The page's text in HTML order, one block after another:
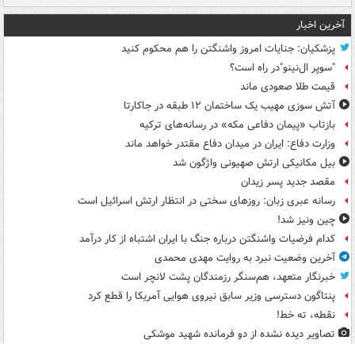
آخرین اخبار
پزشکیان: جنایات امروز واشنگتن را هم محکوم کنید
"سوپر ال‌نینو"در راه است؟
قیمت طلا صعودی ماند
آتش سوزی مهیب یک ساختمان ۱۲ طبقه در جاکارتا
بازتاب «پیمان دفاعی مکه» در رسانه‌های ترکیه
وزارت دفاع: ایران در میدان دفاع مقتدر خواهد ماند
بیل مکانیکی ارتش صهیونی واژگون شد
مقصد جدید پسر زیدان
رسانه عبری زبان: روزهای سختی در انتظار ارتش اسرائیل است
چین ونیز شد!
کدام فرضیات واشنگتن درباره جنگ با ایران اشتباه از کار درآمد
آخرین وضعیت نبرد به روایت مهدی محمدی
خبرنگار متعهد، هم‌سنگر رزمندگان پشت لانچر است
پنتاگون دسترسی وزیر سابق نیروی هوایی آمریکا را قطع کرد
نقطه، ته خط!
تصاویر دیده‌ نشده از دو فرمانده شهید موشکی